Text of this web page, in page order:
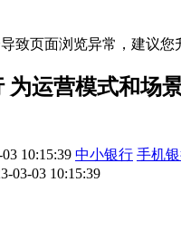
致页面浏览异常，建议您
为运营模式和场
10:15:39 中小银行 手机
03 10:15:39